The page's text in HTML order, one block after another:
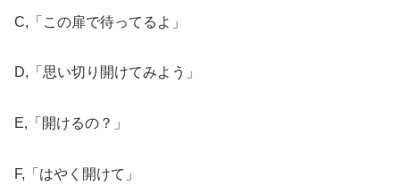
C,「この扉で待ってるよ」
D,「思い切り開けてみよう」
E,「開けるの？」
F,「はやく開けて」